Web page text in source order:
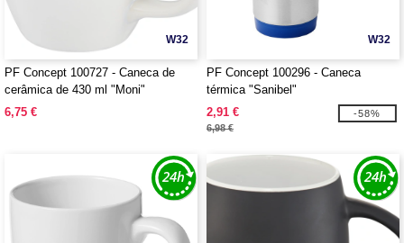
W32
PF Concept 100727 - Caneca de
cerâmica de 430 ml "Moni"
6,75 €
W32
PF Concept 100296 - Caneca
térmica "Sanibel"
2,91 €
6,98 €
-58%